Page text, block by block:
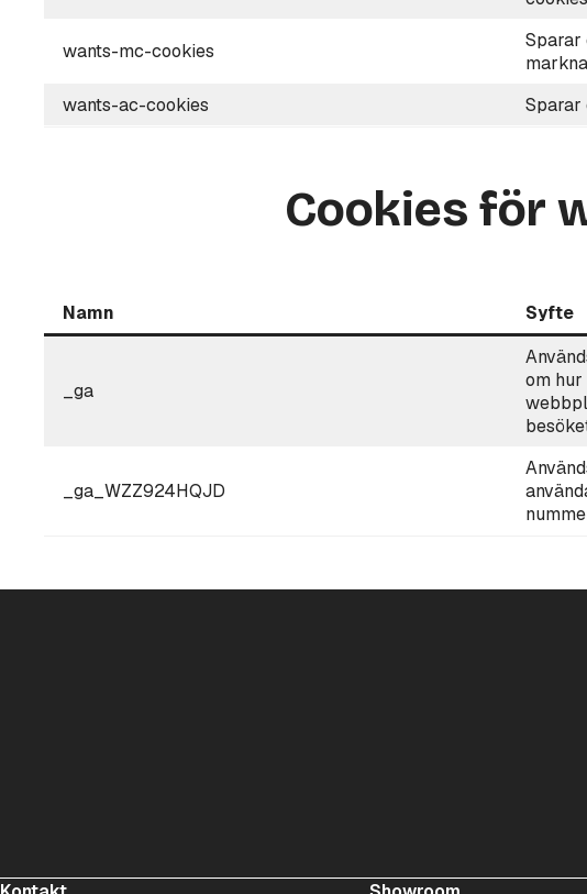
wants-mc-cookies
Sparar
wants-ac-cookies Sparar
Cookies för
Namn Syfte
_ga
om hur
_ga_WZZ924HQJD